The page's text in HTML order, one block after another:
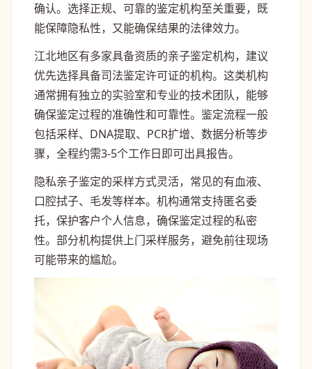
确认。选择正规、可靠的鉴定机构至关重要，既
能保障隐私性，又能确保结果的法律效力。
江北地区有多家具备资质的亲子鉴定机构，建议
优先选择具备司法鉴定许可证的机构。这类机构
通常拥有独立的实验室和专业的技术团队，能够
确保鉴定过程的准确性和可靠性。鉴定流程一般
包括采样、DNA提取、PCR扩增、数据分析等步
骤，全程约需3-5个工作日即可出具报告。
隐私亲子鉴定的采样方式灵活，常见的有血液、
口腔拭子、毛发等样本。机构通常支持匿名委
托，保护客户个人信息，确保鉴定过程的私密
性。部分机构提供上门采样服务，避免前往现场
可能带来的尴尬。